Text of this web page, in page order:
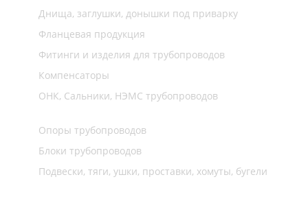
Днища, заглушки, донышки под приварку
Фланцевая продукция
Фитинги и изделия для трубопроводов
Компенсаторы
ОНК, Сальники, НЭМС трубопроводов
Опоры трубопроводов
Блоки трубопроводов
Подвески, тяги, ушки, проставки, хомуты, бугели